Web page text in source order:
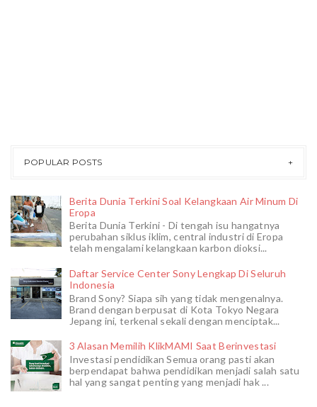
POPULAR POSTS
Berita Dunia Terkini Soal Kelangkaan Air Minum Di
Eropa
Berita Dunia Terkini - Di tengah isu hangatnya
perubahan siklus iklim, central industri di Eropa
telah mengalami kelangkaan karbon dioksi...
Daftar Service Center Sony Lengkap Di Seluruh
Indonesia
Brand Sony? Siapa sih yang tidak mengenalnya.
Brand dengan berpusat di Kota Tokyo Negara
Jepang ini, terkenal sekali dengan menciptak...
3 Alasan Memilih KlikMAMI Saat Berinvestasi
Investasi pendidikan Semua orang pasti akan
berpendapat bahwa pendidikan menjadi salah satu
hal yang sangat penting yang menjadi hak ...